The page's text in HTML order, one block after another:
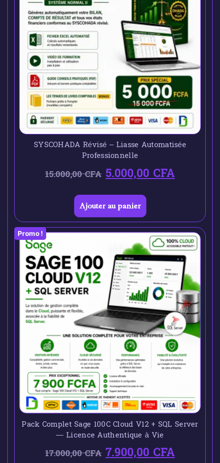
SYSCOHADA Révisé – Liasse Automatisée
Professionnelle
15.000,00CFA 5.000,00CFA
Ajouter au panier
Promo !
Pack Complet Sage 100C Cloud V12 + SQL Server
— Licence Authentique à Vie
17.000,00CFA 7.900,00CFA